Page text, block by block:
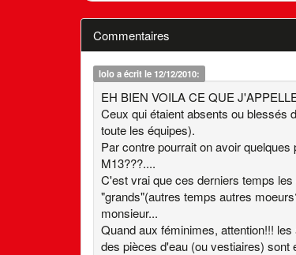
Commentaires
loloa écrit le 12/12/2010:
EH BIEN VOILA CE QUE
Ceux qui étaient absents ou blessés
toute les équipes).
Par contre pourrait on avoir
M13???....
C'est vrai que ces derniers temps
"grands"(autres temps autres
monsieur...
Quand aux féminimes, attention!!!
des pièces d'eau (ou vestiaires) sont